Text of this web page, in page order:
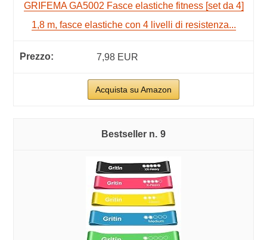
GRIFEMA GA5002 Fasce elastiche fitness [set da 4]
1,8 m, fasce elastiche con 4 livelli di resistenza...
7,98 EUR
Acquista su Amazon
9